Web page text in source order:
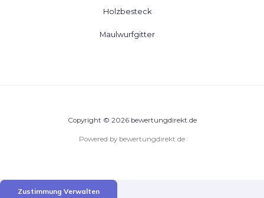
Holzbesteck
Maulwurfgitter
Copyright © 2026 bewertungdirekt.de
Powered by bewertungdirekt.de
Zustimmung Verwalten